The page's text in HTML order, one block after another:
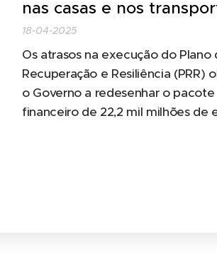
nas casas e nos
18-04-2025
Os atrasos na execução do Plano
Recuperação e Resiliência (PRR)
o Governo a redesenhar o pacote
financeiro de 22,2 mil milhões de